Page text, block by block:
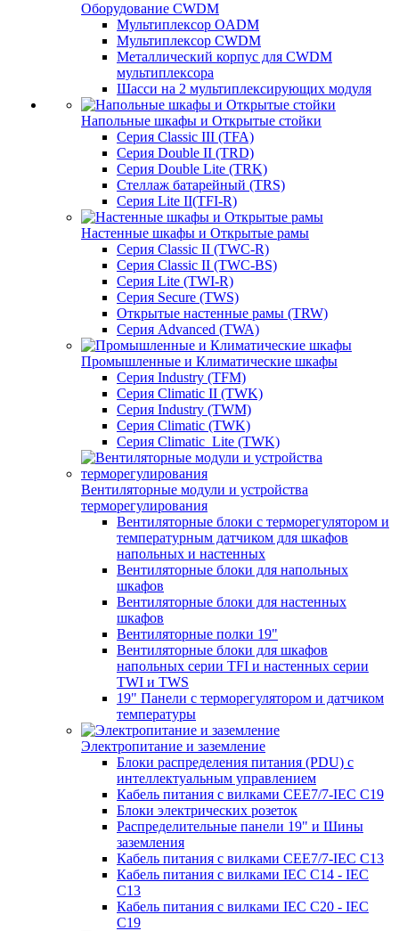
Оборудование CWDM
Мультиплекcор OADM
Мультиплексор CWDM
Металлический корпус для CWDM
мультиплексора
Шасси на 2 мультиплексирующих модуля
Напольные шкафы и Открытые стойки
Серия Classic III (TFA)
Серия Double II (TRD)
Серия Double Lite (TRK)
Стеллаж батарейный (TRS)
Серия Lite II(TFI-R)
Настенные шкафы и Открытые рамы
Серия Classic II (TWC-R)
Серия Classic II (TWC-BS)
Серия Lite (TWI-R)
Серия Secure (TWS)
Открытые настенные рамы (TRW)
Серия Advanced (TWA)
Промышленные и Климатические шкафы
Серия Industry (TFM)
Серия Climatic II (TWK)
Серия Industry (TWM)
Серия Climatic (TWK)
Серия Climatic_Lite (TWK)
Вентиляторные модули и устройства
терморегулирования
Вентиляторные блоки с терморегулятором и
температурным датчиком для шкафов
напольных и настенных
Вентиляторные блоки для напольных
шкафов
Вентиляторные блоки для настенных
шкафов
Вентиляторные полки 19"
Вентиляторные блоки для шкафов
напольных серии TFI и настенных серии
TWI и TWS
19" Панели с терморегулятором и датчиком
температуры
Электропитание и заземление
Блоки распределения питания (PDU) с
интеллектуальным управлением
Кабель питания с вилками CEE7/7-IEC C19
Блоки электрических розеток
Распределительные панели 19" и Шины
заземления
Кабель питания с вилками CEE7/7-IEC C13
Кабель питания с вилками IEC C14 - IEC
C13
Кабель питания с вилками IEC C20 - IEC
C19